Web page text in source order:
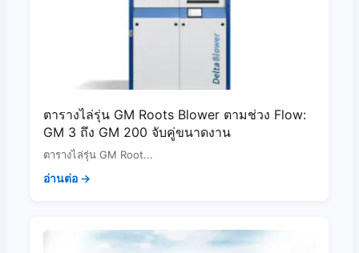
ตารางไล่รุ่น GM Roots Blower ตามช่วง Flow:
GM 3 ถึง GM 200 จับคู่ขนาดงาน
ตารางไล่รุ่น GM Root...
อ่านต่อ →